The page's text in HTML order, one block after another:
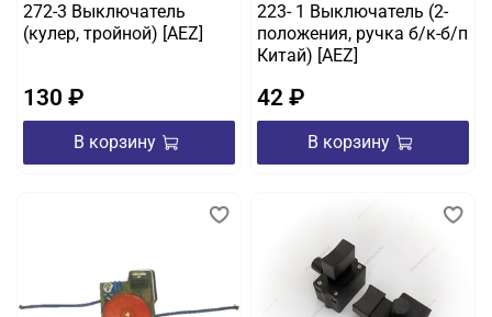
272-3 Выключатель
(кулер, тройной) [AEZ]
130 ₽
В корзину
223- 1 Выключатель (2-
положения, ручка б/к-б/п
Китай) [AEZ]
42 ₽
В корзину